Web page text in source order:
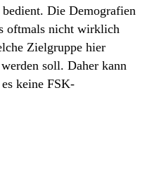
Die Demografien
oftmals nicht wirklich
Zielgruppe hier
soll. Daher kann
keine FSK-